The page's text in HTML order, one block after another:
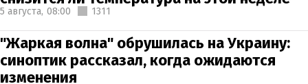
5 августа, 08:00 1311
"Жаркая волна" обрушилась на Украину:
синоптик рассказал, когда ожидаются
изменения